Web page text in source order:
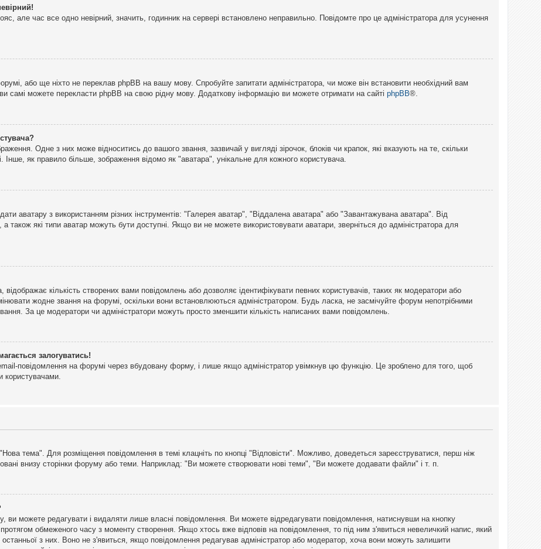
але час все одно невірний, значить, годинник на сервері встановлено неправильно. Повідомте про це адміністратора для усунення
або ще ніхто не переклав phpBB на вашу мову. Спробуйте запитати адміністратора, чи може він встановити необхідний вам
самі можете перекласти phpBB на свою рідну мову. Додаткову інформацію ви можете отримати на сайті phpBB®.
Одне з них може відноситись до вашого звання, зазвичай у вигляді зірочок, блоків чи крапок, які вказують на те, скільки
як правило більше, зображення відомо як "аватара", унікальне для кожного користувача.
аватару з використанням різних інструментів: "Галерея аватар", "Віддалена аватара" або "Завантажувана аватара". Від
також які типи аватар можуть бути доступні. Якщо ви не можете використовувати аватари, зверніться до адміністратора для
кількість створених вами повідомлень або дозволяє ідентифікувати певних користувачів, таких як модератори або
жодне звання на форумі, оскільки вони встановлюються адміністратором. Будь ласка, не засмічуйте форум непотрібними
За це модератори чи адміністратори можуть просто зменшити кількість написаних вами повідомлень.
залогуватись!
повідомлення на форумі через вбудовану форму, і лише якщо адміністратор увімкнув цю функцію. Це зроблено для того, щоб
користувачами.
тема". Для розміщення повідомлення в темі клацніть по кнопці "Відповісти". Можливо, доведеться зареєструватися, перш ніж
внизу сторінки форуму або теми. Наприклад: "Ви можете створювати нові теми", "Ви можете додавати файли" і т. п.
можете редагувати і видаляти лише власні повідомлення. Ви можете відредагувати повідомлення, натиснувши на кнопку
обмеженого часу з моменту створення. Якщо хтось вже відповів на повідомлення, то під ним з'явиться невеличкий напис, який
останньої з них. Воно не з'явиться, якщо повідомлення редагував адміністратор або модератор, хоча вони можуть залишити